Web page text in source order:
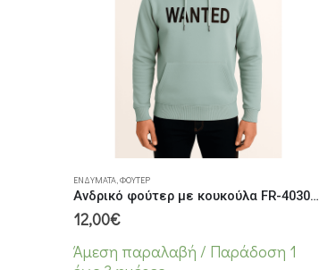
Αυτό το προϊόν έχει πολλαπλές παραλλαγές. Οι επιλογές μπορούν να επιλεγούν στη σελίδα του προϊόντος
ΕΝΔΎΜΑΤΑ,ΦΟΎΤΕΡ
Ανδρικό φούτερ με κουκούλα FR-4030-2 Βεραμάν
12,00€
Άμεση παραλαβή / Παράδoση 1